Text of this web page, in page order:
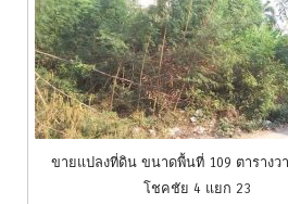
ขายแปลงที่ดิน ขนาดพื้นที่ 109 ตารางว
โชคชัย 4 แยก 23